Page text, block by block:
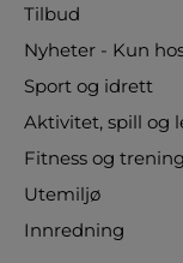
Tilbud
Nyheter - Kun
Sport og idrett
Aktivitet, spill og
Fitness og trening
Utemiljø
Innredning